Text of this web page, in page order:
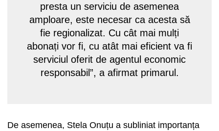
presta un serviciu de asemenea
amploare, este necesar ca acesta să
fie regionalizat. Cu cât mai mulți
abonați vor fi, cu atât mai eficient va fi
serviciul oferit de agentul economic
responsabil”, a afirmat primarul.
De asemenea, Stela Onuțu a subliniat importanța